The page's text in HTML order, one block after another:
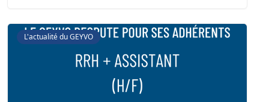
L'actualité du GEYVO